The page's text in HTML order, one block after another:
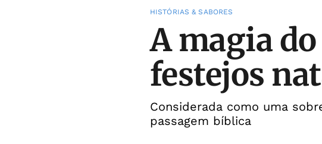
HISTÓRIAS & SABORES
A magia
festejos
Considerada como uma
passagem bíblica